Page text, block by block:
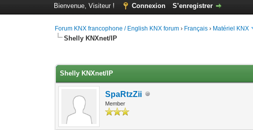
Bienvenue, Visiteur ! Connexion S’enregistrer
Forum KNX francophone / English KNX forum › Français › Matériel KNX
Shelly KNXnet/IP
Shelly KNXnet/IP
SpaRtzZii
Member